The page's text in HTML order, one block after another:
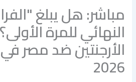
مباشر: هل يبلغ
النهائي للمرة
الأرجنتين ضد مصر
2026